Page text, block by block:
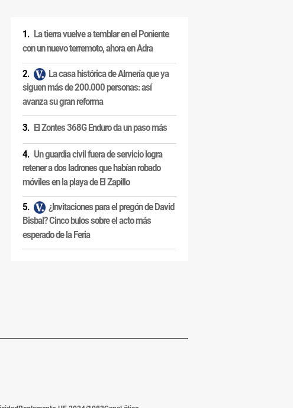
La tierra vuelve a temblar en el Poniente
con un nuevo terremoto, ahora en Adra
La casa histórica de Almería que ya
siguen más de 200.000 personas: así
avanza su gran reforma
El Zontes 368G Enduro da un paso más
Un guardia civil fuera de servicio logra
retener a dos ladrones que habían robado
móviles en la playa de El Zapillo
¿Invitaciones para el pregón de David
Bisbal? Cinco bulos sobre el acto más
esperado de la Feria